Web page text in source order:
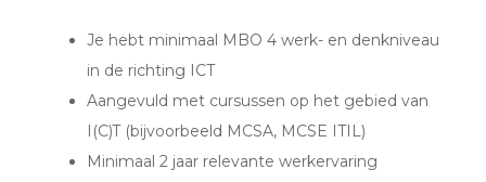
Je hebt minimaal MBO 4 werk- en denkniveau
in de richting ICT
Aangevuld met cursussen op het gebied van
I(C)T (bijvoorbeeld MCSA, MCSE ITIL)
Minimaal 2 jaar relevante werkervaring